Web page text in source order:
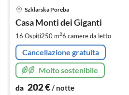
Szklarska Poreba
Casa Monti dei Giganti
16 Ospiti250 m26 camere da letto
Cancellazione gratuita
Molto sostenibile
da 202€/ notte